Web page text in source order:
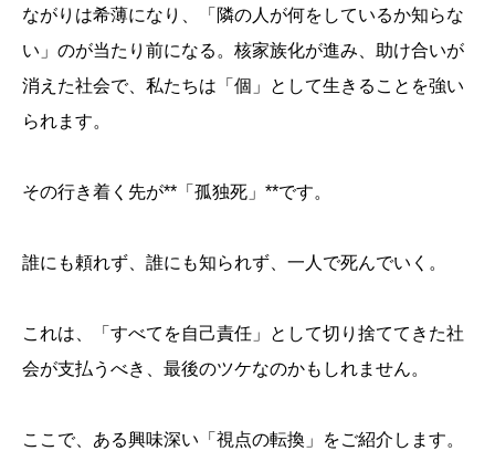
ながりは希薄になり、「隣の人が何をしているか知らな
い」のが当たり前になる。核家族化が進み、助け合いが
消えた社会で、私たちは「個」として生きることを強い
られます。
その行き着く先が**「孤独死」**です。
誰にも頼れず、誰にも知られず、一人で死んでいく。
これは、「すべてを自己責任」として切り捨ててきた社
会が支払うべき、最後のツケなのかもしれません。
ここで、ある興味深い「視点の転換」をご紹介します。